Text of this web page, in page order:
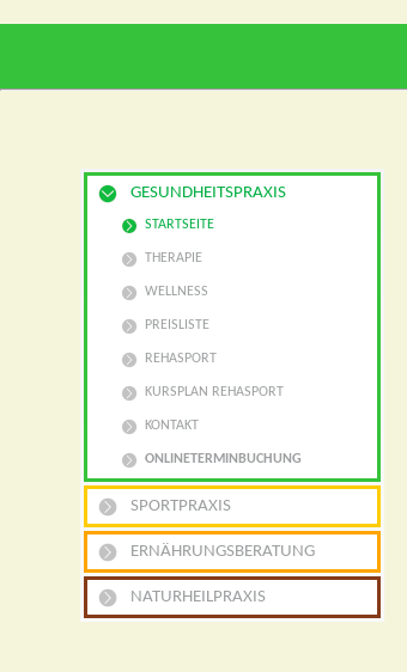
GESUNDHEITSPRAXIS
STARTSEITE
THERAPIE
WELLNESS
PREISLISTE
REHASPORT
KURSPLAN REHASPORT
KONTAKT
ONLINETERMINBUCHUNG
SPORTPRAXIS
ERNÄHRUNGSBERATUNG
NATURHEILPRAXIS